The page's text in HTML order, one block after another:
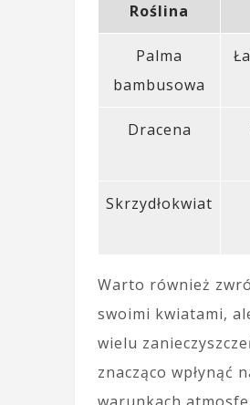
Roślina
Palma
bambusowa
Dracena
Skrzydłokwiat
Warto również
swoimi kwiatami,
wielu
znacząco wpłynąć